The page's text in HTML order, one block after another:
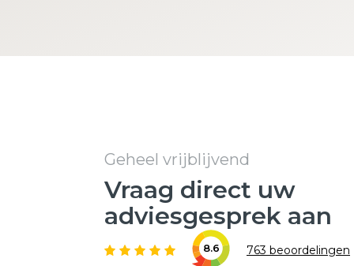
Geheel vrijblijvend
Vraag direct uw
adviesgesprek aan
8.6 763 beoordelingen